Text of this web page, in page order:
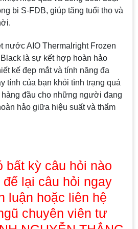
bi S-FDB, giúp tăng tuổi thọ và
nước AIO Thermalright Frozen
là sự kết hợp hoàn hảo
kế đẹp mắt và tính năng đa
tính của bạn khỏi tình trạng quá
đầu cho những người đang
hảo giữa hiệu suất và thẩm
bất kỳ câu hỏi nào
lại câu hỏi ngay
luận hoặc liên hệ
chuyên viên tư
18 tựa game PC huyền thoại gắn liền
tuổi thơ của game thủ Việt vào những
2000
18 tựa game PC huyền thoại gắn liền với tuổi
của game thủ Việt vào những năm 2000